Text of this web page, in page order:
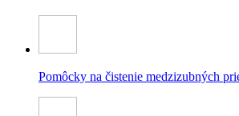
Pomôcky na čistenie medzizubných